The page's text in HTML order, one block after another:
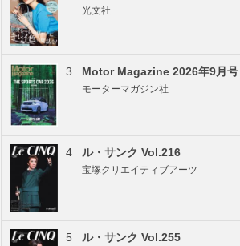
光文社
3 Motor Magazine 2026年9月号
モーターマガジン社
4 ル・サンク Vol.216
宝塚クリエイティブアーツ
5 ル・サンク Vol.255